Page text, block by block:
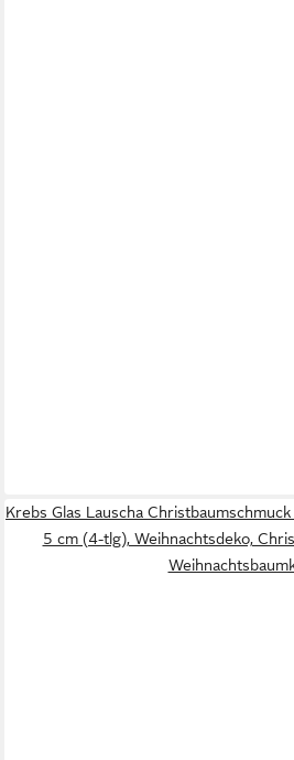
Krebs Glas Lauscha
5 cm (4-tlg), Weihnachtsdeko,